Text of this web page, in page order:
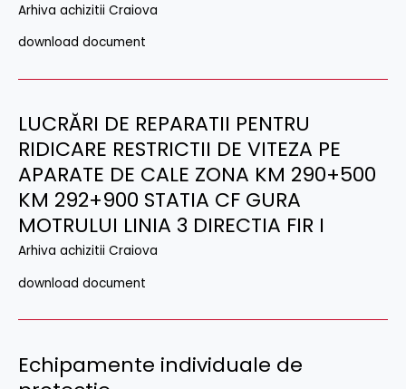
Arhiva achizitii Craiova
download document
LUCRĂRI DE REPARATII PENTRU
RIDICARE RESTRICTII DE VITEZA PE
APARATE DE CALE ZONA KM 290+500
KM 292+900 STATIA CF GURA
MOTRULUI LINIA 3 DIRECTIA FIR I
Arhiva achizitii Craiova
download document
Echipamente individuale de